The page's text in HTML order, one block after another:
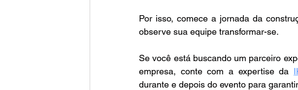
Por isso, comece a jornada da
observe sua equipe transformar-se.
Se você está buscando um parceiro
empresa, conte com a expertise da
durante e depois do evento para